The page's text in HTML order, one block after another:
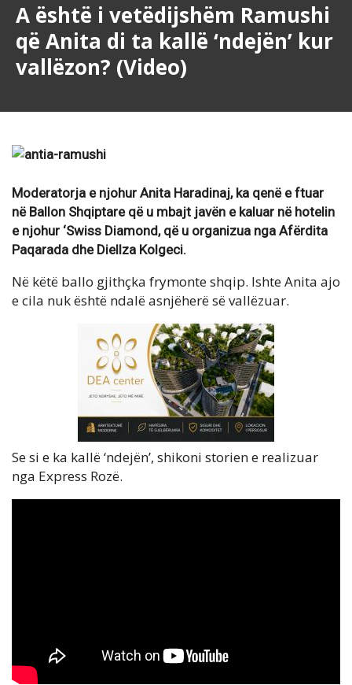
A është i vetëdijshëm Ramushi
që Anita di ta kallë ‘ndejën’ kur
vallëzon? (Video)
Moderatorja e njohur Anita Haradinaj, ka qenë e ftuar
në Ballon Shqiptare që u mbajt javën e kaluar në hotelin
e njohur ‘Swiss Diamond, që u organizua nga Afërdita
Paqarada dhe Diellza Kolgeci.
Në këtë ballo gjithçka frymonte shqip. Ishte Anita ajo
e cila nuk është ndalë asnjëherë së vallëzuar.
Se si e ka kallë ‘ndejën’, shikoni storien e realizuar
nga Express Rozë.